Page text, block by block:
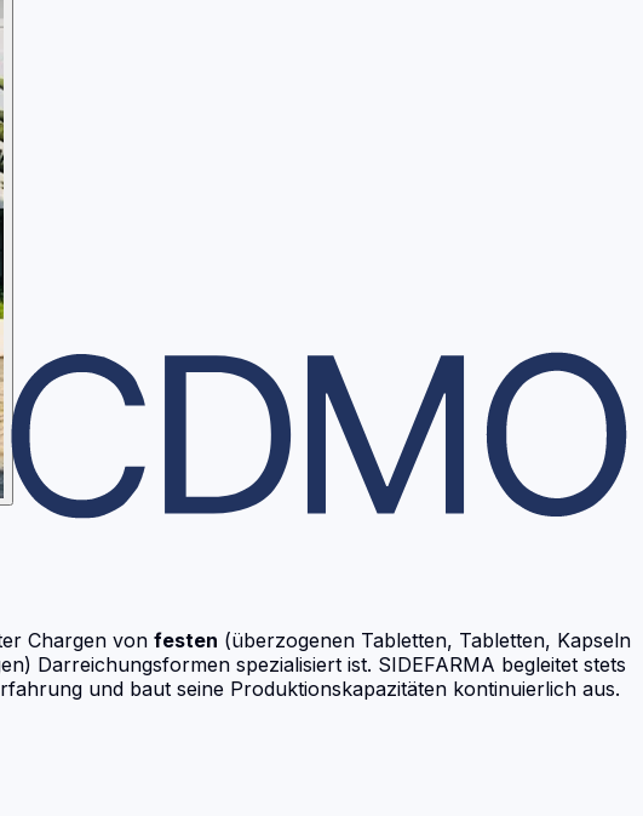
Chargen von festen (überzogenen Tabletten, Tabletten, Kapseln
Darreichungsformen spezialisiert ist. SIDEFARMA begleitet stets
und baut seine Produktionskapazitäten kontinuierlich aus.